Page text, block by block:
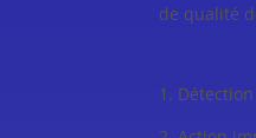
de qualité